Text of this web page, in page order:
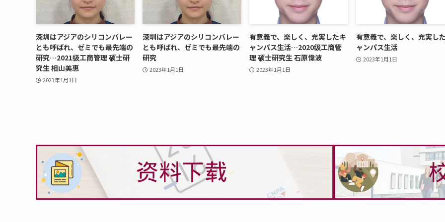
深圳はアジアのシリコンバレー
とも呼ばれ、ゼミでも最先端の
研究…2021级工商管理 硕士研
究生 相山美惠
2023年1月1日
深圳はアジアのシリコンバレー
とも呼ばれ、ゼミでも最先端の
研究
2023年1月1日
有意義で、楽しく、充実したキ
ャンパス生活…2020级工商管
理 硕士研究生 石原偉波
2023年1月1日
有意義で、楽しく、充実し
ャンパス生活
2023年1月1日